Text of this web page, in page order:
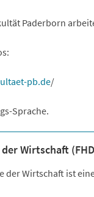
Paderborn
pb.de/
Sprache.
Wirtschaft
der Wirtschaft ist